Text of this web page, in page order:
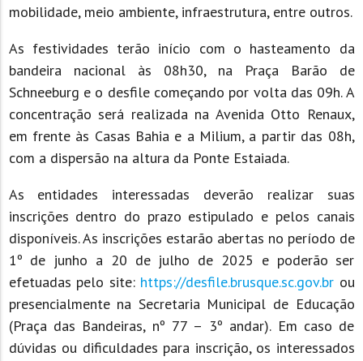
mobilidade, meio ambiente, infraestrutura, entre outros.
As festividades terão início com o hasteamento da
bandeira nacional às 08h30, na Praça Barão de
Schneeburg e o desfile começando por volta das 09h. A
concentração será realizada na Avenida Otto Renaux,
em frente às Casas Bahia e a Milium, a partir das 08h,
com a dispersão na altura da Ponte Estaiada.
As entidades interessadas deverão realizar suas
inscrições dentro do prazo estipulado e pelos canais
disponíveis. As inscrições estarão abertas no período de
1º de junho a 20 de julho de 2025 e poderão ser
efetuadas pelo site: https://desfile.brusque.sc.gov.br ou
presencialmente na Secretaria Municipal de Educação
(Praça das Bandeiras, nº 77 – 3º andar). Em caso de
dúvidas ou dificuldades para inscrição, os interessados